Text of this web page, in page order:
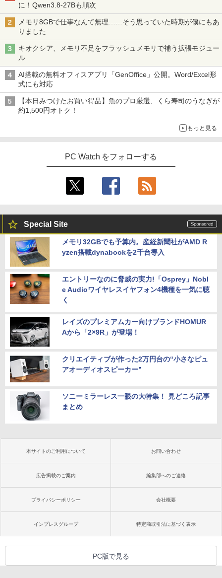
に！Qwen3.8-27Bも順次
メモリ8GBで仕事なんて無理……そう思っていた時期が僕にもあ
りました
キオクシア、メモリ不足をフラッシュメモリで補う拡張モジュー
ル
AI搭載の無料オフィスアプリ「GenOffice」公開。Word/Excel形
式にも対応
【本日みつけたお買い得品】魚のプロ厳選、くら寿司のうなぎが
約1,500円オトク！
もっと見る
PC Watch をフォローする
Special Site
メモリ32GBでも予算内。産経新聞社がAMD R
yzen搭載dynabookを2千台導入
エントリーなのに脅威の実力!「Osprey」Nobl
e Audioワイヤレスイヤフォン4機種を一気に聴
く
レイズのプレミアムカー向けブランドHOMUR
Aから「2×9R」が登場！
クリエイティブが作った2万円台の“小さなピュ
アオーディオスピーカー”
ソニーミラーレス一眼の大特集！ 見どころ記事
まとめ
本サイトのご利用について お問い合わせ
広告掲載のご案内 編集部へのご連絡
プライバシーポリシー 会社概要
インプレスグループ 特定商取引法に基づく表示
PC版で見る